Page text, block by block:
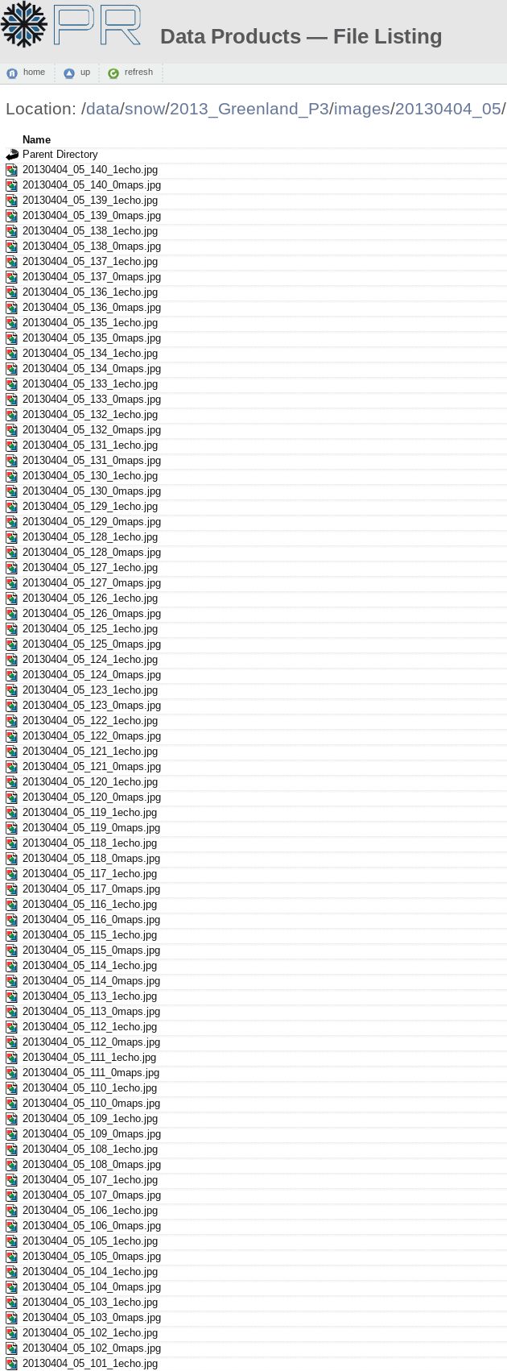
Data Products — File Listing
home up refresh
Location: /data/snow/2013_Greenland_P3/images/20130404_05/
Name
Parent Directory
20130404_05_140_1echo.jpg
20130404_05_140_0maps.jpg
20130404_05_139_1echo.jpg
20130404_05_139_0maps.jpg
20130404_05_138_1echo.jpg
20130404_05_138_0maps.jpg
20130404_05_137_1echo.jpg
20130404_05_137_0maps.jpg
20130404_05_136_1echo.jpg
20130404_05_136_0maps.jpg
20130404_05_135_1echo.jpg
20130404_05_135_0maps.jpg
20130404_05_134_1echo.jpg
20130404_05_134_0maps.jpg
20130404_05_133_1echo.jpg
20130404_05_133_0maps.jpg
20130404_05_132_1echo.jpg
20130404_05_132_0maps.jpg
20130404_05_131_1echo.jpg
20130404_05_131_0maps.jpg
20130404_05_130_1echo.jpg
20130404_05_130_0maps.jpg
20130404_05_129_1echo.jpg
20130404_05_129_0maps.jpg
20130404_05_128_1echo.jpg
20130404_05_128_0maps.jpg
20130404_05_127_1echo.jpg
20130404_05_127_0maps.jpg
20130404_05_126_1echo.jpg
20130404_05_126_0maps.jpg
20130404_05_125_1echo.jpg
20130404_05_125_0maps.jpg
20130404_05_124_1echo.jpg
20130404_05_124_0maps.jpg
20130404_05_123_1echo.jpg
20130404_05_123_0maps.jpg
20130404_05_122_1echo.jpg
20130404_05_122_0maps.jpg
20130404_05_121_1echo.jpg
20130404_05_121_0maps.jpg
20130404_05_120_1echo.jpg
20130404_05_120_0maps.jpg
20130404_05_119_1echo.jpg
20130404_05_119_0maps.jpg
20130404_05_118_1echo.jpg
20130404_05_118_0maps.jpg
20130404_05_117_1echo.jpg
20130404_05_117_0maps.jpg
20130404_05_116_1echo.jpg
20130404_05_116_0maps.jpg
20130404_05_115_1echo.jpg
20130404_05_115_0maps.jpg
20130404_05_114_1echo.jpg
20130404_05_114_0maps.jpg
20130404_05_113_1echo.jpg
20130404_05_113_0maps.jpg
20130404_05_112_1echo.jpg
20130404_05_112_0maps.jpg
20130404_05_111_1echo.jpg
20130404_05_111_0maps.jpg
20130404_05_110_1echo.jpg
20130404_05_110_0maps.jpg
20130404_05_109_1echo.jpg
20130404_05_109_0maps.jpg
20130404_05_108_1echo.jpg
20130404_05_108_0maps.jpg
20130404_05_107_1echo.jpg
20130404_05_107_0maps.jpg
20130404_05_106_1echo.jpg
20130404_05_106_0maps.jpg
20130404_05_105_1echo.jpg
20130404_05_105_0maps.jpg
20130404_05_104_1echo.jpg
20130404_05_104_0maps.jpg
20130404_05_103_1echo.jpg
20130404_05_103_0maps.jpg
20130404_05_102_1echo.jpg
20130404_05_102_0maps.jpg
20130404_05_101_1echo.jpg